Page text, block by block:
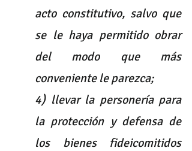
acto constitutivo, salvo que
se le haya permitido obrar
del modo que más
conveniente le parezca;
4) llevar la personería para
la protección y defensa de
los bienes fideicomitidos